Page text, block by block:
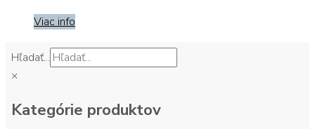
Viac info
Hľadať...
×
Kategórie produktov